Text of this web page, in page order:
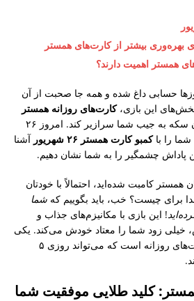
بهره‌وری بیشتر از کارت‌های همستر
همستر اهمیت دارند؟
حسابی داغ شده و همه جا صحبت از آن
این بازی،کارت‌های روزانه همستر
است که می‌تواند ۵ میلیون سکه به جیب شما سرازیر کند. امروز ۲۶
کمبو کارت همستر ۲۶ شهریور
آشنا
پاداش چشمگیر را به شما نشان دهیم.
همستر کامبت شده‌اید، احتمالاً با خودتان
برای چیست؟ خب، باید بگوییم که شما
! این بازی با مکانیزم‌های جذاب و
خیلی زود شما را معتاد خودش می‌کند. یکی
از این پاداش‌ها، همین کارت‌های روزانه است که می‌تواند روزی ۵
کلید طلایی موفقیت شما